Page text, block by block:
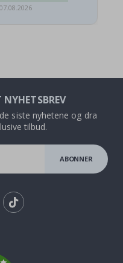
07.08.2026
siste nyhetene og dra
tilbud.
ABONNER